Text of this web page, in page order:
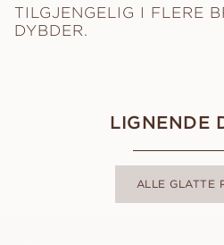
TILGJENGELIG I FLERE
DYBDER.
LIGNENDE
ALLE GLATTE